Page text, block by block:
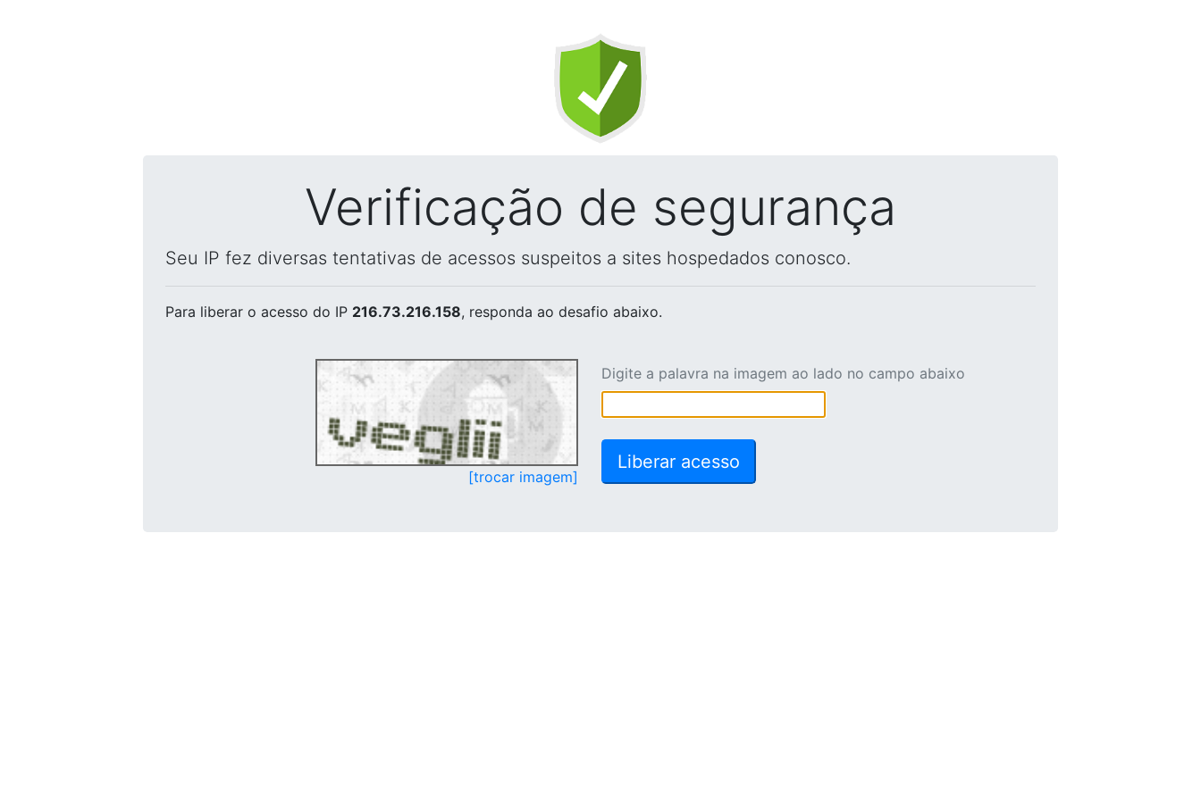
Verificação de segurança
Seu IP fez diversas tentativas de acessos suspeitos a sites hospedados conosco.
Para liberar o acesso do IP 216.73.216.158, responda ao desafio abaixo.
[trocar imagem]
Digite a palavra na imagem ao lado no campo abaixo